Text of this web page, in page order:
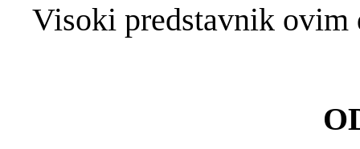
Visoki predstavnik ovim